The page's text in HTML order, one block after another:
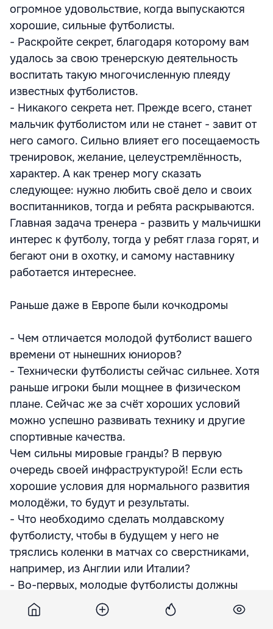
огромное удовольствие, когда выпускаются
хорошие, сильные футболисты.
- Раскройте секрет, благодаря которому вам
удалось за свою тренерскую деятельность
воспитать такую многочисленную плеяду
известных футболистов.
- Никакого секрета нет. Прежде всего, станет
мальчик футболистом или не станет - завит от
него самого. Сильно влияет его посещаемость
тренировок, желание, целеустремлённость,
характер. А как тренер могу сказать
следующее: нужно любить своё дело и своих
воспитанников, тогда и ребята раскрываются.
Главная задача тренера - развить у мальчишки
интерес к футболу, тогда у ребят глаза горят, и
бегают они в охотку, и самому наставнику
работается интереснее.
Раньше даже в Европе были кочкодромы
- Чем отличается молодой футболист вашего
времени от нынешних юниоров?
- Технически футболисты сейчас сильнее. Хотя
раньше игроки были мощнее в физическом
плане. Сейчас же за счёт хороших условий
можно успешно развивать технику и другие
спортивные качества.
Чем сильны мировые гранды? В первую
очередь своей инфраструктурой! Если есть
хорошие условия для нормального развития
молодёжи, то будут и результаты.
- Что необходимо сделать молдавскому
футболисту, чтобы в будущем у него не
тряслись коленки в матчах со сверстниками,
например, из Англии или Италии?
- Во-первых, молодые футболисты должны
просто участвовать в международных
соревнованиях. Постепенно они наберутся